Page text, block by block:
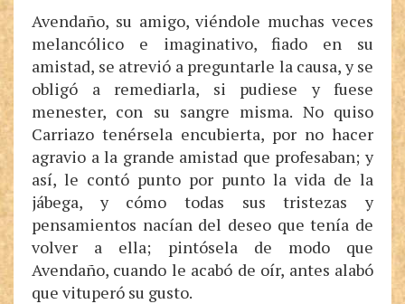
Avendaño, su amigo, viéndole muchas veces
melancólico e imaginativo, fiado en su
amistad, se atrevió a preguntarle la causa, y se
obligó a remediarla, si pudiese y fuese
menester, con su sangre misma. No quiso
Carriazo tenérsela encubierta, por no hacer
agravio a la grande amistad que profesaban; y
así, le contó punto por punto la vida de la
jábega, y cómo todas sus tristezas y
pensamientos nacían del deseo que tenía de
volver a ella; pintósela de modo que
Avendaño, cuando le acabó de oír, antes alabó
que vituperó su gusto.